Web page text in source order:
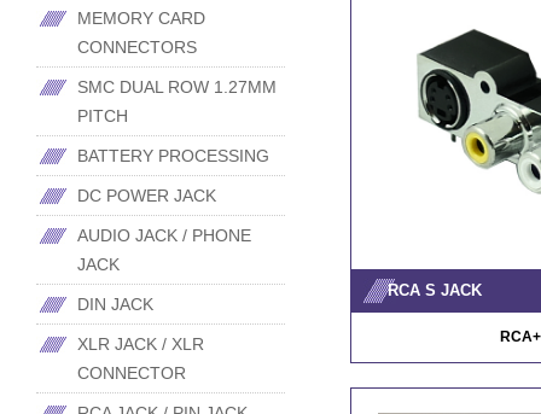
RCA S JACK
MEMORY CARD
CONNECTORS
SMC DUAL ROW 1.27MM
PITCH
BATTERY PROCESSING
DC POWER JACK
AUDIO JACK / PHONE
JACK
DIN JACK
XLR JACK / XLR
CONNECTOR